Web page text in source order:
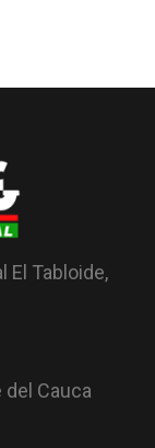
El Tabloide,
del Cauca